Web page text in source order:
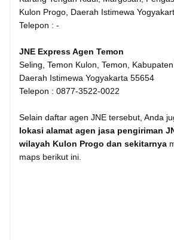
Kulon Progo, Daerah Istimewa
Telepon : -
JNE Express Agen Temon
Seling, Temon Kulon, Temon,
Daerah Istimewa Yogyakarta 55654
Telepon : 0877-3522-0022
Selain daftar agen JNE tersebut, Anda
lokasi alamat agen jasa pengiriman
wilayah Kulon Progo dan sekitarnya
maps berikut ini.